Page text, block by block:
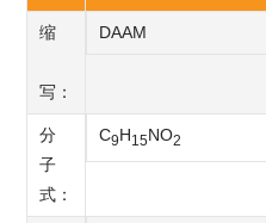
缩
写：
DAAM
分
子
式：
C9H15NO2